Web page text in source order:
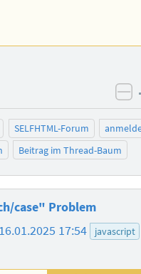
SELFHTML-Forum
Beitrag im Thread-Baum
case" Problem
16.01.2025 17:54 javascript